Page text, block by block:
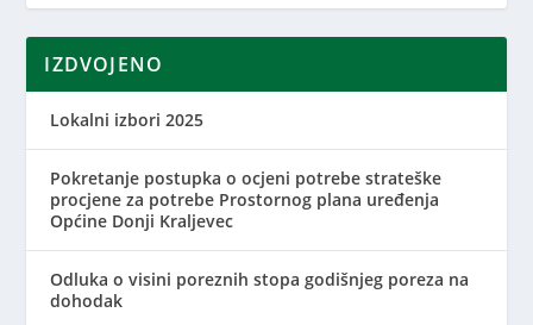
IZDVOJENO
Lokalni izbori 2025
Pokretanje postupka o ocjeni potrebe strateške
procjene za potrebe Prostornog plana uređenja
Općine Donji Kraljevec
Odluka o visini poreznih stopa godišnjeg poreza na
dohodak